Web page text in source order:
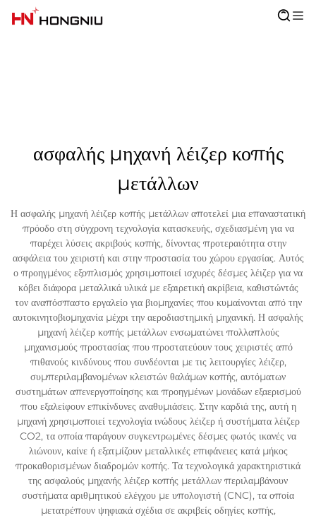
ασφαλής μηχανή λέιζερ κοπής
μετάλλων
Η ασφαλής μηχανή λέιζερ κοπής μετάλλων αποτελεί μια επαναστατική
πρόοδο στη σύγχρονη τεχνολογία κατασκευής, σχεδιασμένη για να
παρέχει λύσεις ακριβούς κοπής, δίνοντας προτεραιότητα στην
ασφάλεια του χειριστή και στην προστασία του χώρου εργασίας. Αυτός
ο προηγμένος εξοπλισμός χρησιμοποιεί ισχυρές δέσμες λέιζερ για να
κόβει διάφορα μεταλλικά υλικά με εξαιρετική ακρίβεια, καθιστώντάς
τον αναπόσπαστο εργαλείο για βιομηχανίες που κυμαίνονται από την
αυτοκινητοβιομηχανία μέχρι την αεροδιαστημική μηχανική. Η ασφαλής
μηχανή λέιζερ κοπής μετάλλων ενσωματώνει πολλαπλούς
μηχανισμούς προστασίας που προστατεύουν τους χειριστές από
πιθανούς κινδύνους που συνδέονται με τις λειτουργίες λέιζερ,
συμπεριλαμβανομένων κλειστών θαλάμων κοπής, αυτόματων
συστημάτων απενεργοποίησης και προηγμένων μονάδων εξαερισμού
που εξαλείφουν επικίνδυνες αναθυμιάσεις. Στην καρδιά της, αυτή η
μηχανή χρησιμοποιεί τεχνολογία ινώδους λέιζερ ή συστήματα λέιζερ
CO2, τα οποία παράγουν συγκεντρωμένες δέσμες φωτός ικανές να
λιώνουν, καίνε ή εξατμίζουν μεταλλικές επιφάνειες κατά μήκος
προκαθορισμένων διαδρομών κοπής. Τα τεχνολογικά χαρακτηριστικά
της ασφαλούς μηχανής λέιζερ κοπής μετάλλων περιλαμβάνουν
συστήματα αριθμητικού ελέγχου με υπολογιστή (CNC), τα οποία
μετατρέπουν ψηφιακά σχέδια σε ακριβείς οδηγίες κοπής,